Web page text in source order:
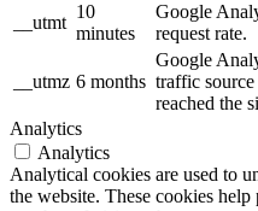
__utmt
10
minutes
Google
request rate.
__utmz 6 months
Google
traffic
reached the
Analytics
Analytics
Analytical cookies are used to
the website. These cookies